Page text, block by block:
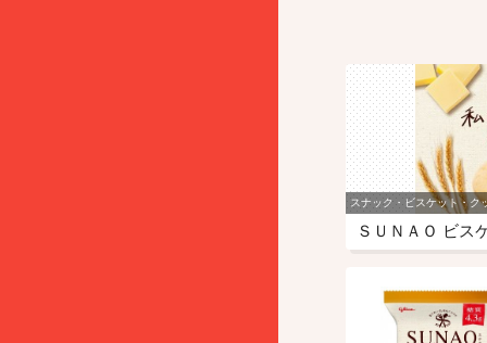
スナック・ビスケット・ク
ＳＵＮＡＯ ビス